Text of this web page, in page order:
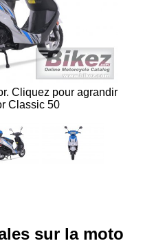
Cliquez pour agrandir
Classic 50
sur la moto